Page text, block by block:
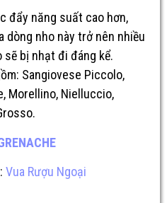
đẩy năng suất cao hơn,
nho này trở nên nhiều
sẽ bị nhạt đi đáng kể.
Sangiovese Piccolo,
Morellino, Nielluccio,
Vua Rượu Ngoại